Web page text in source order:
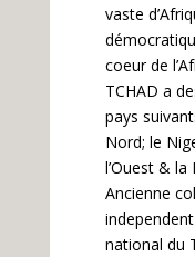
vaste
coeur de
TCHAD a
pays
Nord; le
l’Ouest & la
Ancienne
national du